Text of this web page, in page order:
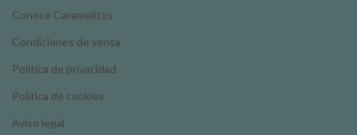
Conoce Caramelitos
Condiciones de venta
Política de privacidad
Política de cookies
Aviso legal